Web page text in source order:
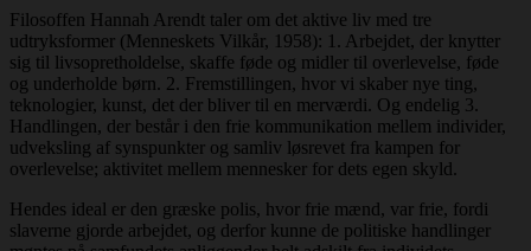
Filosoffen Hannah Arendt taler om det aktive liv med tre
udtryksformer (Menneskets Vilkår, 1958): 1. Arbejdet, der knytter
sig til livsopretholdelse, skaffe føde og midler til overlevelse, føde
og underholde børn. 2. Fremstillingen, hvor vi skaber nye ting,
teknologier, kunst, det der bliver til en merværdi. Og endelig 3.
Handlingen, der består i den frie kommunikation mellem individer,
udveksling af synspunkter og samliv løsrevet fra kampen for
overlevelse; aktivitet mellem mennesker for dets egen skyld.
Hendes ideal er den græske polis, hvor frie mænd, var frie, fordi
slaverne gjorde arbejdet, og derfor kunne de politiske handlinger